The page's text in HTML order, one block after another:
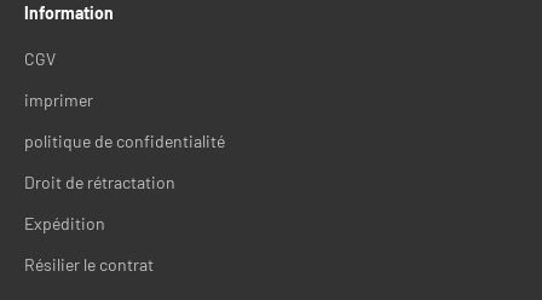
Information
CGV
imprimer
politique de confidentialité
Droit de rétractation
Expédition
Résilier le contrat